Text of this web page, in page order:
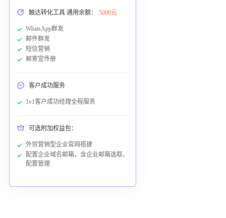
触达转化工具 通用余额： 5000元
WhatsApp群发
邮件群发
短信营销
邮寄宣传册
客户成功服务
1v1客户成功经理全程服务
可选附加权益包：
外贸营销型企业官网搭建
配置企业域名邮箱，含企业邮箱选取、
配置管理